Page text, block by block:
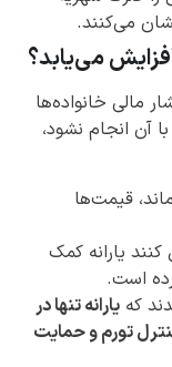
می‌کنند.
افزایش می‌یابد؟
مالی خانواده‌ها
آن انجام نشود،
قیمت‌ها
یارانه کمک
است.
که یارانه تنها در
تورم و حمایت